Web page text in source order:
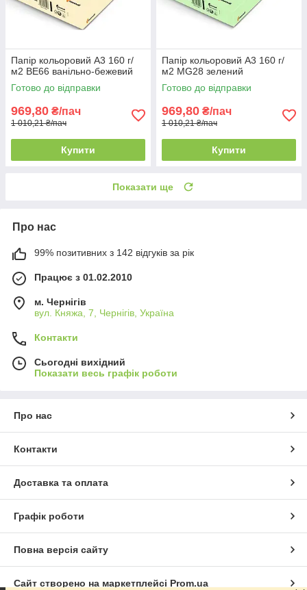
Папір кольоровий А3 160 г/
м2 BE66 ванільно-бежевий
Готово до відправки
969,80 ₴/пач
1 010,21 ₴/пач
Купити
Папір кольоровий А3 160 г/
м2 MG28 зелений
Готово до відправки
969,80 ₴/пач
1 010,21 ₴/пач
Купити
Показати ще
Про нас
99% позитивних з 142 відгуків за рік
Працює з 01.02.2010
м. Чернігів
вул. Княжа, 7, Чернігів, Україна
Контакти
Сьогодні вихідний
Показати весь графік роботи
Про нас
Контакти
Доставка та оплата
Графік роботи
Повна версія сайту
Сайт створено на маркетплейсі Prom.ua